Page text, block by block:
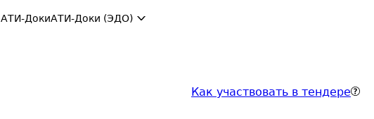
АТИ-ДокиАТИ-Доки (ЭДО)
Как участвовать в тендере